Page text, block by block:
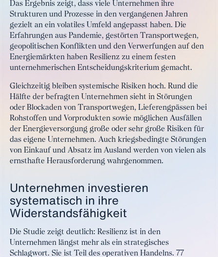
Das Ergebnis zeigt, dass viele Unternehmen ihre
Strukturen und Prozesse in den vergangenen Jahren
gezielt an ein volatiles Umfeld angepasst haben. Die
Erfahrungen aus Pandemie, gestörten Transportwegen,
geopolitischen Konflikten und den Verwerfungen auf den
Energiemärkten haben Resilienz zu einem festen
unternehmerischen Entscheidungskriterium gemacht.
Gleichzeitig bleiben systemische Risiken hoch. Rund die
Hälfte der befragten Unternehmen sieht in Störungen
oder Blockaden von Transportwegen, Lieferengpässen bei
Rohstoffen und Vorprodukten sowie möglichen Ausfällen
der Energieversorgung große oder sehr große Risiken für
das eigene Unternehmen. Auch kriegsbedingte Störungen
von Einkauf und Absatz im Ausland werden von vielen als
ernsthafte Herausforderung wahrgenommen.
Unternehmen investieren
systematisch in ihre
Widerstandsfähigkeit
Die Studie zeigt deutlich: Resilienz ist in den
Unternehmen längst mehr als ein strategisches
Schlagwort. Sie ist Teil des operativen Handelns. 77